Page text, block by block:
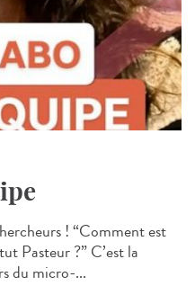
! “Comment est
Pasteur ?” C’est la
du micro-...